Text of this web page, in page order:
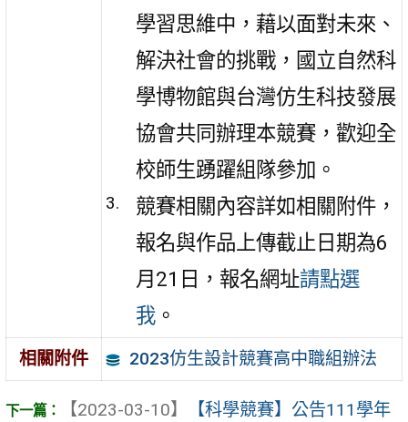
學習思維中，藉以面對未來、
解決社會的挑戰，國立自然科
學博物館與台灣仿生科技發展
協會共同辦理本競賽，歡迎全
校師生踴躍組隊參加。
競賽相關內容詳如相關附件，
報名與作品上傳截止日期為6
月21日，報名網址請點選
我。
相關附件 2023仿生設計競賽高中職組辦法
【2023-03-10】
【科學競賽】公告111學年